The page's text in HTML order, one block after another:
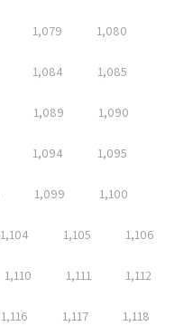
1,079 1,080
1,084 1,085
1,089 1,090
1,094 1,095
1,099 1,100
1,104 1,105 1,106
1,110 1,111 1,112
1,116 1,117 1,118